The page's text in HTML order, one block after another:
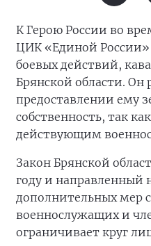
К Герою России во
ЦИК «Единой России»
боевых действий,
Брянской области. Он
предоставлении ему
собственность, так
действующим
Закон Брянской
году и направленный
дополнительных мер
военнослужащих и
ограничивает круг